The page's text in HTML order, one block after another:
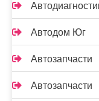
Автодом Юг
Автозапчасти
Автозапчасти